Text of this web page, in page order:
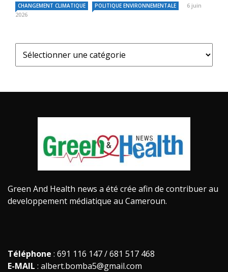
CHANGEMENT CLIMATIQUE POLITIQUE ENVIRONNEMENTALE
6 juin
2026
Green And Health news a été crée afin de contribuer au
developpement médiatique au Cameroun.
Téléphone : 691 116 147 / 681 517 468
E-MAIL : albert.bomba5@gmail.com